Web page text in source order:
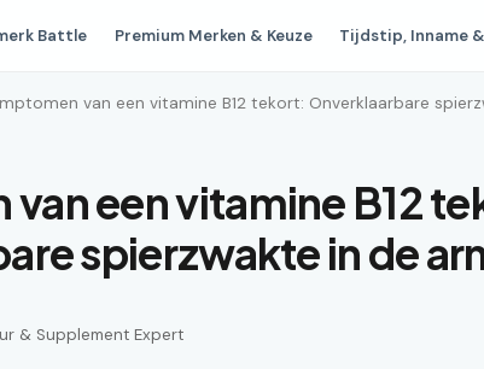
Battle Premium Merken & Keuze Tijdstip, Inname
van een vitamine B12 tekort: Onverklaarbare
een vitamine B12
spierzwakte in de
& Supplement Expert